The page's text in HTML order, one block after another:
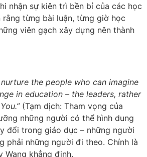
nhận sự kiên trì bền bỉ của các học
rằng từng bài luận, từng giờ học
viên gạch xây dựng nên thành
the people who can imagine
in education – the leaders, rather
(Tạm dịch: Tham vọng của
những người có thể hình dung
đổi trong giáo dục – những người
phải những người đi theo. Chính là
Wang khẳng định.